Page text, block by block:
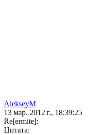
AlekseyM
13 мар. 2012 г., 18:39:25
Re[ermite]:
Цитата: